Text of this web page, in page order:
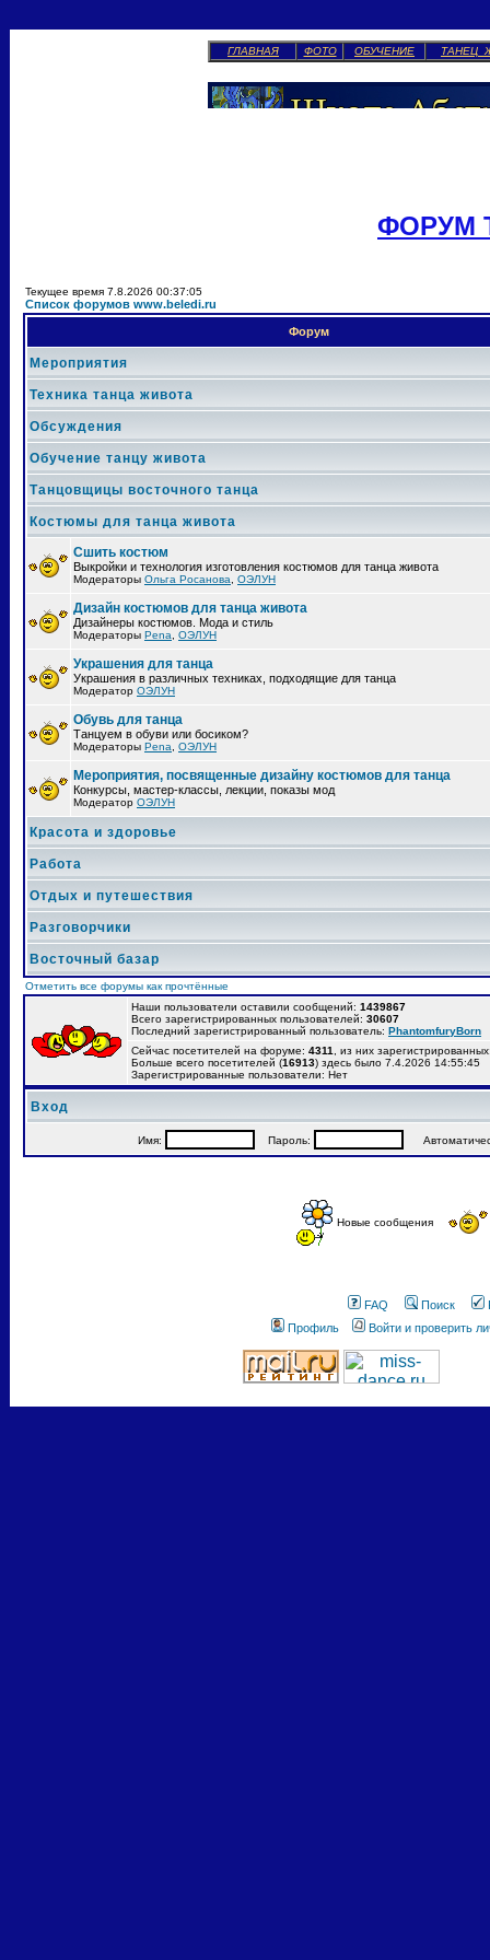
ГЛАВНАЯ ФОТО ОБУЧЕНИЕ ТАНЕЦ
ФОРУМ
Текущее время 7.8.2026 00:37:05
Список форумов www.beledi.ru
Форум
Мероприятия
Техника танца живота
Обсуждения
Обучение танцу живота
Танцовщицы восточного танца
Костюмы для танца живота
Сшить костюм
Выкройки и технология изготовления костюмов для танца живота
Модераторы Ольга Росанова ОЭЛУН
Дизайн костюмов для танца живота
Дизайнеры костюмов. Мода и стиль
Модераторы Pena ОЭЛУН
Украшения для танца
Украшения в различных техниках, подходящие для танца
Модератор ОЭЛУН
Обувь для танца
Танцуем в обуви или босиком?
Модераторы Pena ОЭЛУН
Мероприятия, посвященные дизайну костюмов для танца
Конкурсы, мастер-классы, лекции, показы мод
Модератор ОЭЛУН
Красота и здоровье
Работа
Отдых и путешествия
Разговорчики
Восточный базар
Отметить все форумы как прочтённые
Наши пользователи оставили сообщений: 1439867
Всего зарегистрированных пользователей: 30607
Последний зарегистрированный пользователь: PhantomfuryBorn
Сейчас посетителей на форуме: 4311
, из них
Больше всего посетителей (16913) здесь было 7.4.2026 14:55:45
Зарегистрированные пользователи: Нет
Вход
Имя: Пароль:
Новые сообщения
FAQ Поиск
Профиль
Войти и проверить